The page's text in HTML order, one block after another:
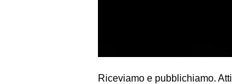
Riceviamo e pubblichiamo.